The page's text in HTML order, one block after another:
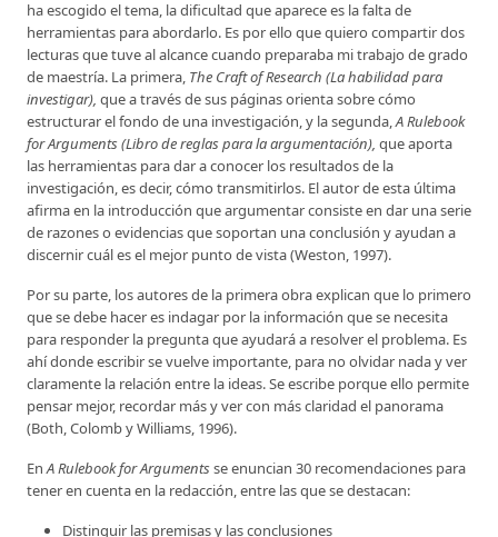
ha escogido el tema, la dificultad que aparece es la falta de
herramientas para abordarlo. Es por ello que quiero compartir dos
lecturas que tuve al alcance cuando preparaba mi trabajo de grado
de maestría. La primera, The Craft of Research (La habilidad para
investigar), que a través de sus páginas orienta sobre cómo
estructurar el fondo de una investigación, y la segunda,A Rulebook
for Arguments (Libro de reglas para la argumentación), que aporta
las herramientas para dar a conocer los resultados de la
investigación, es decir, cómo transmitirlos. El autor de esta última
afirma en la introducción que argumentar consiste en dar una serie
de razones o evidencias que soportan una conclusión y ayudan a
discernir cuál es el mejor punto de vista (Weston, 1997).
Por su parte, los autores de la primera obra explican que lo primero
que se debe hacer es indagar por la información que se necesita
para responder la pregunta que ayudará a resolver el problema. Es
ahí donde escribir se vuelve importante, para no olvidar nada y ver
claramente la relación entre la ideas. Se escribe porque ello permite
pensar mejor, recordar más y ver con más claridad el panorama
(Both, Colomb y Williams, 1996).
EnA Rulebook for Argumentsse enuncian 30 recomendaciones para
tener en cuenta en la redacción, entre las que se destacan:
Distinguir las premisas y las conclusiones